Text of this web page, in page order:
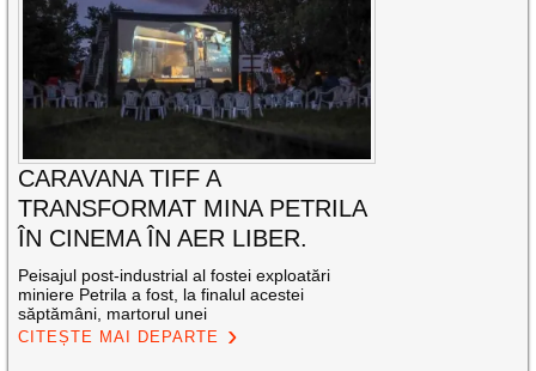
CARAVANA TIFF A
TRANSFORMAT MINA PETRILA
ÎN CINEMA ÎN AER LIBER.
Peisajul post-industrial al fostei exploatări
miniere Petrila a fost, la finalul acestei
săptămâni, martorul unei
CITEȘTE MAI DEPARTE